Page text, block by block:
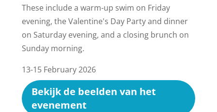
These include a warm-up swim on Friday
evening, the Valentine's Day Party and dinner
on Saturday evening, and a closing brunch on
Sunday morning.
13-15 February 2026
Bekijk de beelden van het
evenement